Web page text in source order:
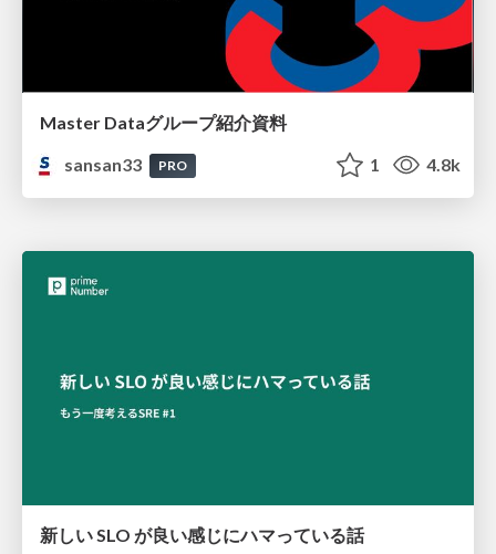
Master Dataグループ紹介資料
sansan33
PRO 1 4.8k
新しい SLO が良い感じにハマっている話